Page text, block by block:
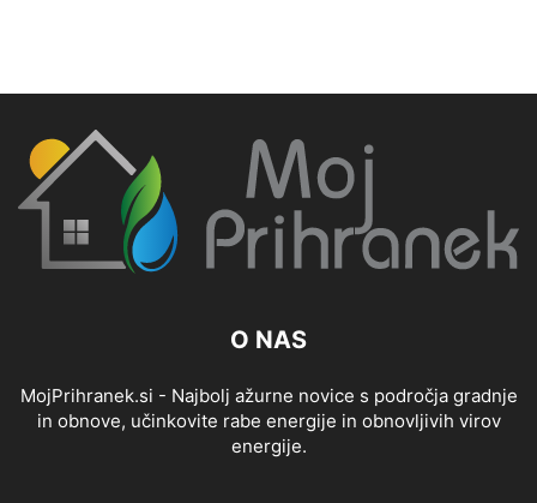
O NAS
MojPrihranek.si - Najbolj ažurne novice s področja gradnje
in obnove, učinkovite rabe energije in obnovljivih virov
energije.